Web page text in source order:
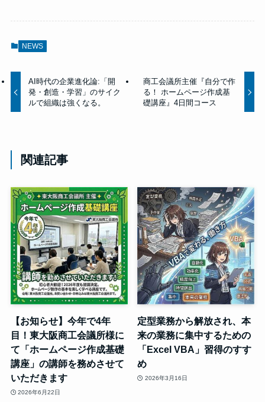
NEWS
AI時代の企業進化論:「開
発・創造・学習」のサイク
ルで組織は強くなる。
商工会議所主催『自分で作
る！ ホームページ作成基
礎講座』4日間コース
関連記事
【お知らせ】今年で4年
目！東大阪商工会議所様に
て「ホームページ作成基礎
講座」の講師を務めさせて
いただきます
2026年6月22日
定型業務から解放され、本
来の業務に集中するための
「Excel VBA」習得のすす
め
2026年3月16日